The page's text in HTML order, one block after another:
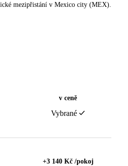
mezipřistání v Mexico city (MEX).
v ceně
Vybrané
+3 140 Kč /pokoj